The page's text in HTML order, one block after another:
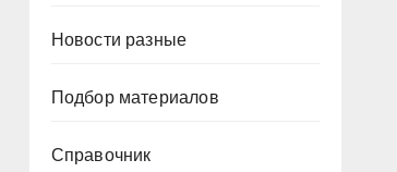
Новости разные
Подбор материалов
Справочник